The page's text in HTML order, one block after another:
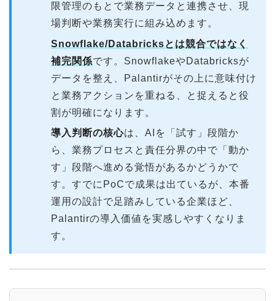
限管理のもとで業務データと連携させ、現
場判断や業務実行に組み込めます。
Snowflake/Databricksとは競合ではなく
補完関係です。SnowflakeやDatabricksが
データを整え、Palantirがその上に意味付け
と業務アクションを重ねる、と捉えると役
割が明確になります。
導入判断の核心は、AIを「試す」段階か
ら、業務プロセスと責任分界の中で「動か
す」段階へ進める覚悟があるかどうかで
す。すでにPoCで成果は出ているが、本番
運用の設計で足踏みしている企業ほど、
Palantirの導入価値を実感しやすくなりま
す。